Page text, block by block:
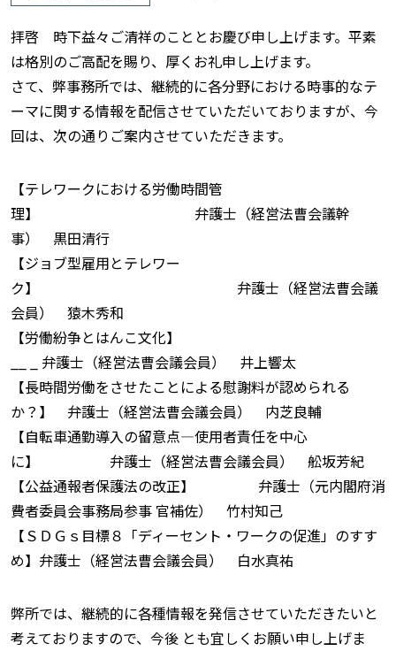
拝啓 時下益々ご清祥のこととお慶び申し上げます。平素
は格別のご高配を賜り、厚くお礼申し上げます。
さて、弊事務所では、継続的に各分野における時事的なテ
ーマに関する情報を配信させていただいておりますが、今
回は、次の通りご案内させていただきます。
【テレワークにおける労働時間管
理】 弁護士（経営法曹会議幹
事） 黒田清行
【ジョブ型雇用とテレワー
ク】 弁護士（経営法曹会議
会員） 猿木秀和
【労働紛争とはんこ文化】
__ _ 弁護士（経営法曹会議会員） 井上響太
【長時間労働をさせたことによる慰謝料が認められる
か？】 弁護士（経営法曹会議会員） 内芝良輔
【自転車通勤導入の留意点—使用者責任を中心
に】 弁護士（経営法曹会議会員） 舩坂芳紀
【公益通報者保護法の改正】 弁護士（元内閣府消
費者委員会事務局参事 官補佐） 竹村知己
【ＳＤＧｓ目標８「ディーセント・ワークの促進」のすす
め】弁護士（経営法曹会議会員） 白水真祐
弊所では、継続的に各種情報を発信させていただきたいと
考えておりますので、今後 とも宜しくお願い申し上げま